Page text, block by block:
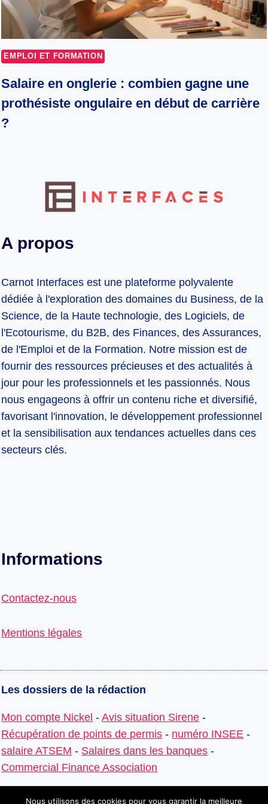
EMPLOI ET FORMATION
Salaire en onglerie : combien gagne une
prothésiste ongulaire en début de carrière
?
A propos
Carnot Interfaces est une plateforme polyvalente
dédiée à l'exploration des domaines du Business, de la
Science, de la Haute technologie, des Logiciels, de
l'Ecotourisme, du B2B, des Finances, des Assurances,
de l'Emploi et de la Formation. Notre mission est de
fournir des ressources précieuses et des actualités à
jour pour les professionnels et les passionnés. Nous
nous engageons à offrir un contenu riche et diversifié,
favorisant l'innovation, le développement professionnel
et la sensibilisation aux tendances actuelles dans ces
secteurs clés.
Informations
Contactez-nous
Mentions légales
Les dossiers de la rédaction
Mon compte Nickel -Avis situation Sirene -
Récupération de points de permis - numéro INSEE -
salaire ATSEM - Salaires dans les banques -
Commercial Finance Association
Nous utilisons des cookies pour vous garantir la meilleure